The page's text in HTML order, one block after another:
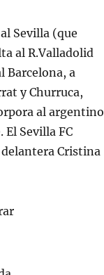
Sevilla (que
al R.Valladolid
Barcelona, a
y Churruca,
al argentino
El Sevilla FC
Cristina